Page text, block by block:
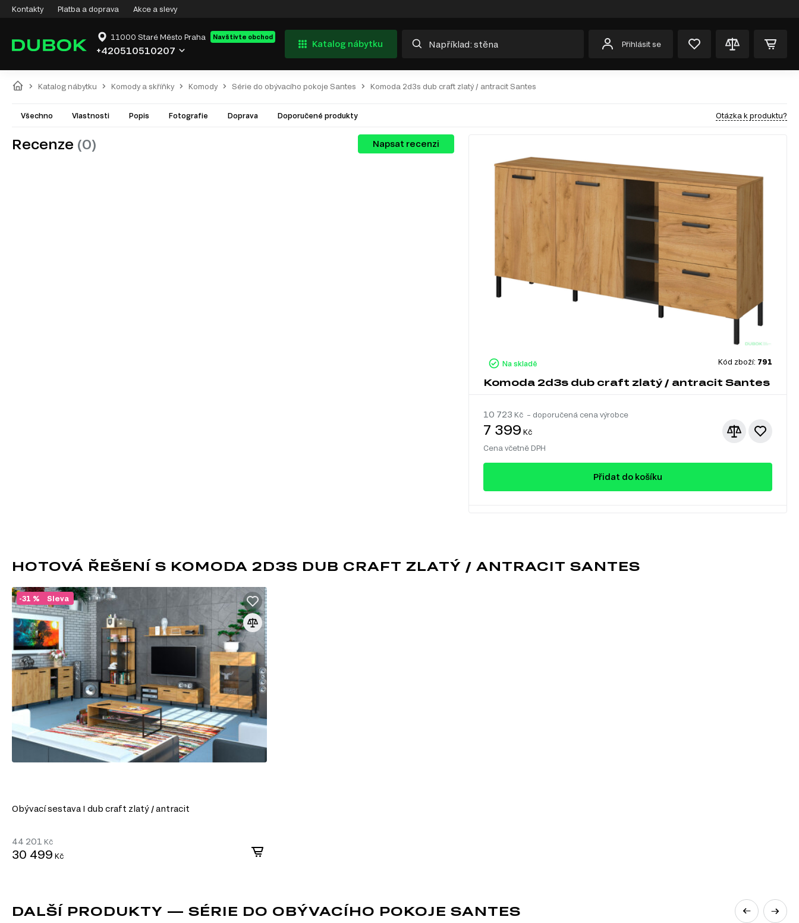
Kontakty Platba a doprava Akce a slevy
11000 Staré Město Praha Navštivte obchod
+420510510207
Katalog nábytku Přihlásit se
Katalog nábytku Komody a skříňky Komody Série do obývacího pokoje Santes Komoda 2d3s dub craft zlatý / antracit Santes
Všechno Vlastnosti Popis Fotografie Doprava Doporučené produkty Otázka k produktu?
Na skladě Kód zboží: 791
Komoda 2d3s dub craft zlatý / antracit Santes
10 723 Kč – doporučená cena výrobce
7 399 Kč
Cena včetně DPH
Přidat do košíku
Recenze (0) Napsat recenzi
HOTOVÁ ŘEŠENÍ S KOMODA 2D3S DUB CRAFT ZLATÝ / ANTRACIT SANTES
Sleva
-31 %
Obývací sestava I dub craft zlatý / antracit
44 201 Kč
30 499 Kč
DALŠÍ PRODUKTY — SÉRIE DO OBÝVACÍHO POKOJE SANTES